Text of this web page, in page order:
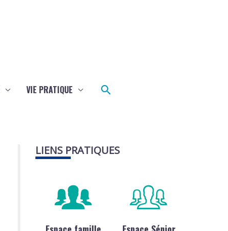
VIE PRATIQUE Rechercher
LIENS PRATIQUES